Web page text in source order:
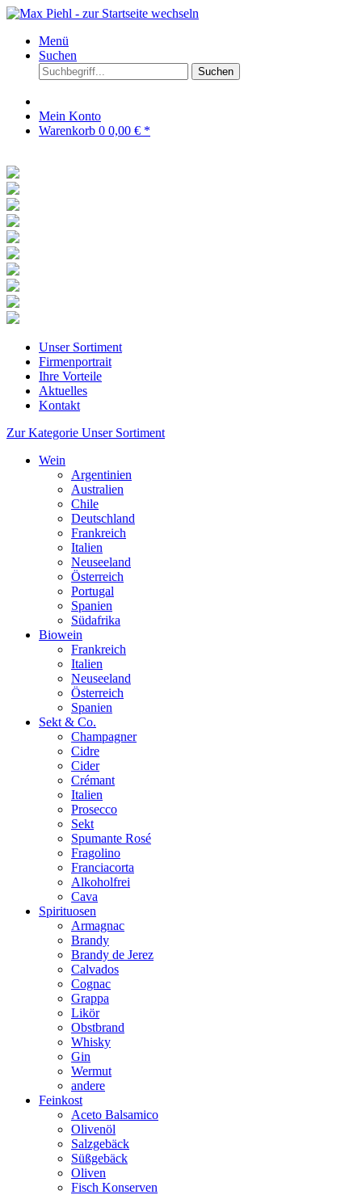
Menü
Suchen
Suchen
Mein Konto
Warenkorb 0 0,00 € *
Unser Sortiment
Firmenportrait
Ihre Vorteile
Aktuelles
Kontakt
Zur Kategorie Unser Sortiment
Wein
Argentinien
Australien
Chile
Deutschland
Frankreich
Italien
Neuseeland
Österreich
Portugal
Spanien
Südafrika
Biowein
Frankreich
Italien
Neuseeland
Österreich
Spanien
Sekt & Co.
Champagner
Cidre
Cider
Crémant
Italien
Prosecco
Sekt
Spumante Rosé
Fragolino
Franciacorta
Alkoholfrei
Cava
Spirituosen
Armagnac
Brandy
Brandy de Jerez
Calvados
Cognac
Grappa
Likör
Obstbrand
Whisky
Gin
Wermut
andere
Feinkost
Aceto Balsamico
Olivenöl
Salzgebäck
Süßgebäck
Oliven
Fisch Konserven